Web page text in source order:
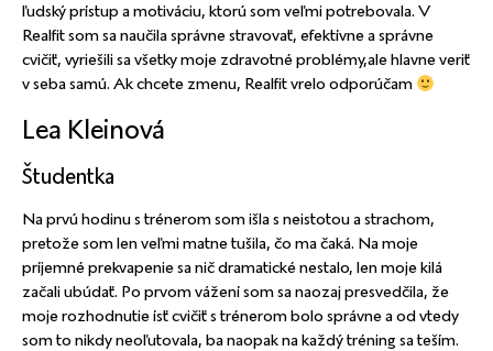
ľudský prístup a motiváciu, ktorú som veľmi potrebovala. V
Realfit som sa naučila správne stravovať, efektívne a správne
cvičiť, vyriešili sa všetky moje zdravotné problémy,ale hlavne veriť
v seba samú. Ak chcete zmenu, Realfit vrelo odporúčam
Lea Kleinová
Študentka
Na prvú hodinu s trénerom som išla s neistotou a strachom,
pretože som len veľmi matne tušila, čo ma čaká. Na moje
príjemné prekvapenie sa nič dramatické nestalo, len moje kilá
začali ubúdať. Po prvom vážení som sa naozaj presvedčila, že
moje rozhodnutie ísť cvičiť s trénerom bolo správne a od vtedy
som to nikdy neoľutovala, ba naopak na každý tréning sa teším.